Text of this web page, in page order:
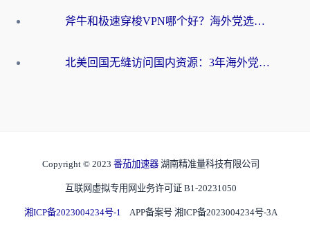
斧牛和极速穿梭VPN哪个好？海外党选回国加速器必看的真实对比与避坑指南
北美回国无缝访问国内资源：3年海外党亲测的加速器选择指南
Copyright © 2023 番茄加速器 湖南精准量科技有限公司
互联网虚拟专用网业务许可证 B1-20231050
湘ICP备2023004234号-1 APP备案号 湘ICP备2023004234号-3A